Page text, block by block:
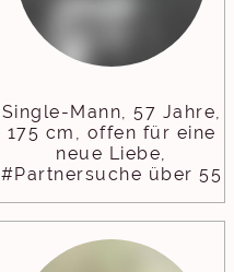
Single-Mann, 57 Jahre,
175 cm, offen für eine
neue Liebe,
#Partnersuche über 55